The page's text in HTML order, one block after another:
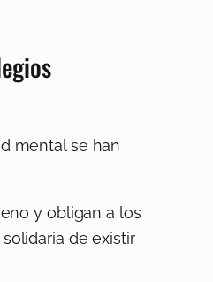
mental se han
y obligan a los
de existir